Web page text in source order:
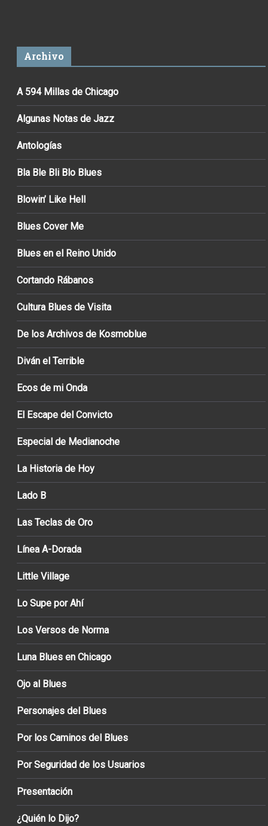
Archivo
A 594 Millas de Chicago
Algunas Notas de Jazz
Antologías
Bla Ble Bli Blo Blues
Blowin’ Like Hell
Blues Cover Me
Blues en el Reino Unido
Cortando Rábanos
Cultura Blues de Visita
De los Archivos de Kosmoblue
Diván el Terrible
Ecos de mi Onda
El Escape del Convicto
Especial de Medianoche
La Historia de Hoy
Lado B
Las Teclas de Oro
Línea A-Dorada
Little Village
Lo Supe por Ahí
Los Versos de Norma
Luna Blues en Chicago
Ojo al Blues
Personajes del Blues
Por los Caminos del Blues
Por Seguridad de los Usuarios
Presentación
¿Quién lo Dijo?